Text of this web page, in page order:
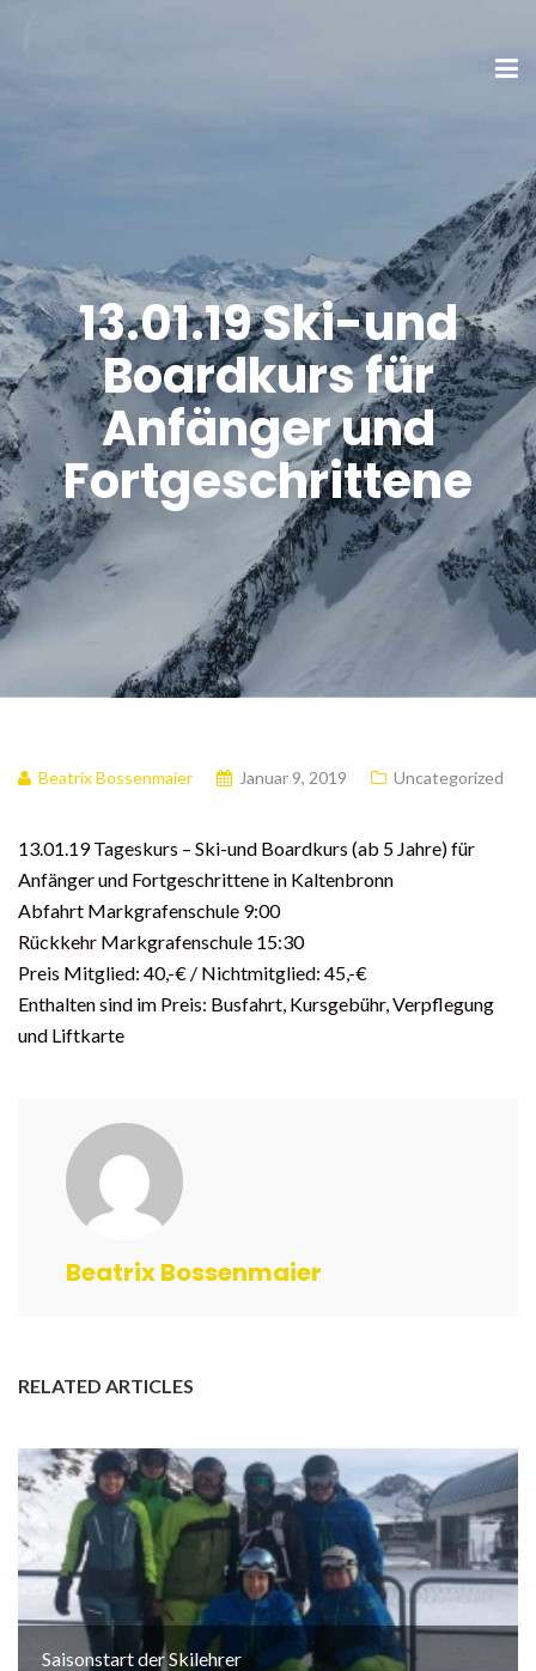
13.01.19 Ski-und
Boardkurs für
Anfänger und
Fortgeschrittene
Beatrix Bossenmaier Januar 9, 2019 Uncategorized
13.01.19 Tageskurs – Ski-und Boardkurs (ab 5 Jahre) für
Anfänger und Fortgeschrittene in Kaltenbronn
Abfahrt Markgrafenschule 9:00
Rückkehr Markgrafenschule 15:30
Preis Mitglied: 40,-€ / Nichtmitglied: 45,-€
Enthalten sind im Preis: Busfahrt, Kursgebühr, Verpflegung
und Liftkarte
Beatrix Bossenmaier
RELATED ARTICLES
Saisonstart der Skilehrer